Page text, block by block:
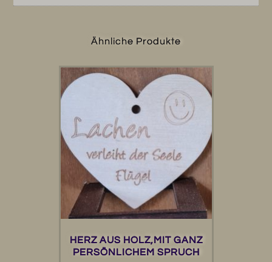
Ähnliche Produkte
HERZ AUS HOLZ,MIT GANZ
PERSÖNLICHEM SPRUCH